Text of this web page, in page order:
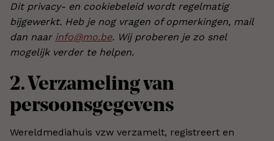
Dit privacy- en cookiebeleid wordt regelmatig
bijgewerkt. Heb je nog vragen of opmerkingen, mail
dan naar info@mo.be. Wij proberen je zo snel
mogelijk verder te helpen.
2. Verzameling van
persoonsgegevens
Wereldmediahuis vzw verzamelt, registreert en